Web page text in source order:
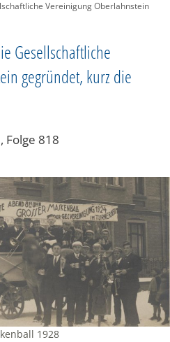
Vereinigung Oberlahnstein
Gesellschaftliche
gegründet, kurz die
Folge 818
1928